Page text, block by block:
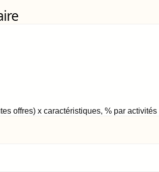
offres) x caractéristiques, % par